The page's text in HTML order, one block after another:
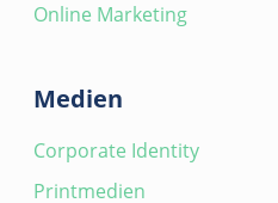
Online Marketing
Medien
Corporate Identity
Printmedien